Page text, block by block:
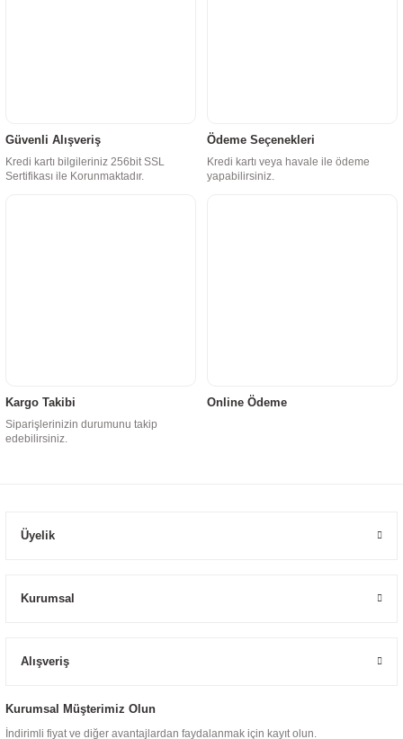
Güvenli Alışveriş
Kredi kartı bilgileriniz 256bit SSL
Sertifikası ile Korunmaktadır.
Ödeme Seçenekleri
Kredi kartı veya havale ile ödeme
yapabilirsiniz.
Kargo Takibi
Siparişlerinizin durumunu takip
edebilirsiniz.
Online Ödeme
Üyelik
Kurumsal
Alışveriş
Kurumsal Müşterimiz Olun
İndirimli fiyat ve diğer avantajlardan faydalanmak için kayıt olun.